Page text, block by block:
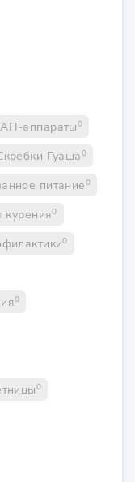
аппараты0
Гуаша0
питание0
курения0
0
0
0